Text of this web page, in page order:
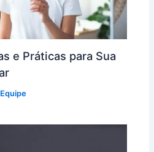
e Práticas para Sua
Equipe